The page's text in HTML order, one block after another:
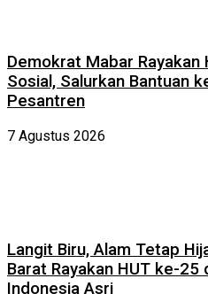
Demokrat Mabar
Sosial, Salurkan Bantuan
Pesantren
7 Agustus 2026
Langit Biru, Alam Tetap
Barat Rayakan HUT ke-25
Indonesia Asri